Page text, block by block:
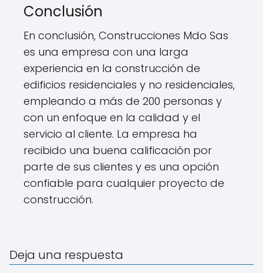
Conclusión
En conclusión, Construcciones Mdo Sas
es una empresa con una larga
experiencia en la construcción de
edificios residenciales y no residenciales,
empleando a más de 200 personas y
con un enfoque en la calidad y el
servicio al cliente. La empresa ha
recibido una buena calificación por
parte de sus clientes y es una opción
confiable para cualquier proyecto de
construcción.
Deja una respuesta